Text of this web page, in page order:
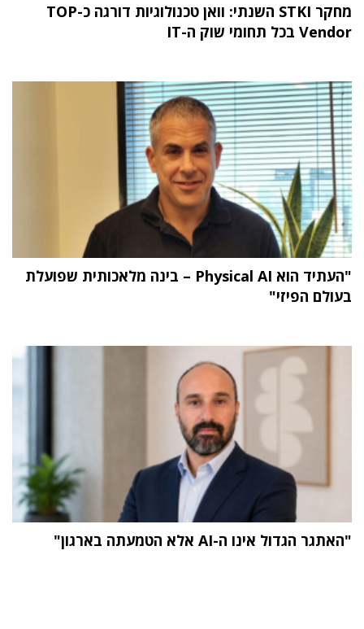
מחקר STKI השנתי: וואן טכנולוגיות דורגה כ-TOP
Vendor בכל תחומי שוק ה-IT
"העתיד הוא Physical AI – בינה מלאכותית שפועלת
בעולם הפיזי"
"האתגר הגדול אינו ה-AI אלא הטמעתה בארגון"